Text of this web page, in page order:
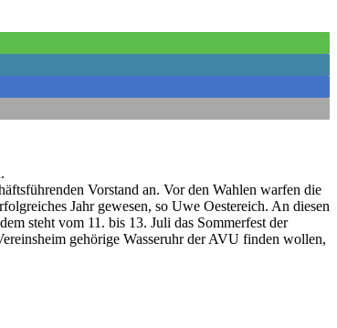
Vorstand an. Vor den Wahlen warfen die
Jahr gewesen, so Uwe Oestereich. An diesen
steht vom 11. bis 13. Juli das Sommerfest der
gehörige Wasseruhr der AVU finden wollen,